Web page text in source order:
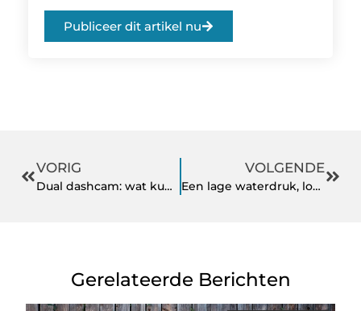
Publiceer dit artikel nu
VORIG
Dual dashcam: wat kun je met een dubbel camerasysteem in de auto?
VOLGENDE
Een lage waterdruk, loodgieter Amsterdam inschakelen of niet?
Gerelateerde Berichten